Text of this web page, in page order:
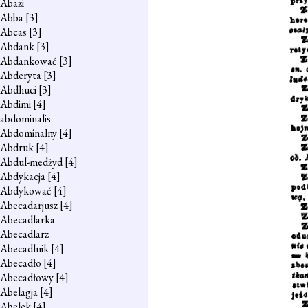
Abazi
Abba[3]
Abcas [3]
Abdank[3]
Abdankować [3]
Abderyta[3]
Abdhuci[3]
Abdimi[4]
abdominalis
Abdominalny[4]
Abdruk[4]
Abdul-medżyd[4]
Abdykacja[4]
Abdykować [4]
Abecadarjusz[4]
Abecadlarka
Abecadlarz
Abecadlnik[4]
Abecadło [4]
Abecadłowy[4]
Abelagja[4]